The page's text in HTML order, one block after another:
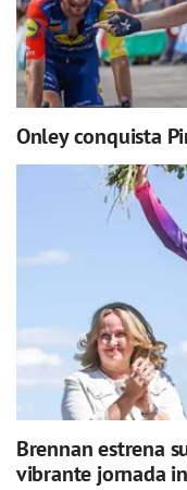
Onley conquista
Brennan estrena
vibrante jornada